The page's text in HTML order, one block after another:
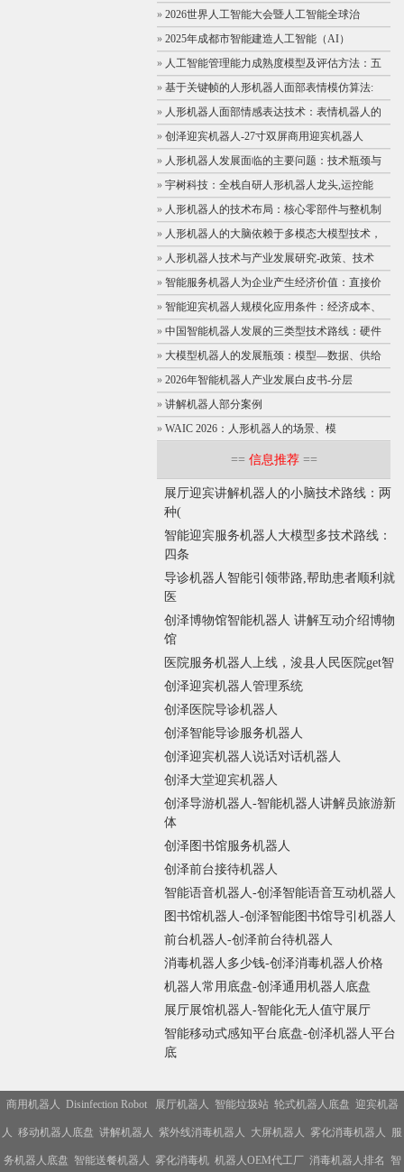
» 2026世界人工智能大会暨人工智能全球治
» 2025年成都市智能建造人工智能（AI）
» 人工智能管理能力成熟度模型及评估方法：五
» 基于关键帧的人形机器人面部表情模仿算法:
» 人形机器人面部情感表达技术：表情机器人的
» 创泽迎宾机器人-27寸双屏商用迎宾机器人
» 人形机器人发展面临的主要问题：技术瓶颈与
» 宇树科技：全栈自研人形机器人龙头,运控能
» 人形机器人的技术布局：核心零部件与整机制
» 人形机器人的大脑依赖于多模态大模型技术，
» 人形机器人技术与产业发展研究-政策、技术
» 智能服务机器人为企业产生经济价值：直接价
» 智能迎宾机器人规模化应用条件：经济成本、
» 中国智能机器人发展的三类型技术路线：硬件
» 大模型机器人的发展瓶颈：模型—数据、供给
» 2026年智能机器人产业发展白皮书-分层
» 讲解机器人部分案例
» WAIC 2026：人形机器人的场景、模
== 信息推荐==
展厅迎宾讲解机器人的小脑技术路线：两
种(
智能迎宾服务机器人大模型多技术路线：
四条
导诊机器人智能引领带路,帮助患者顺利就
医
创泽博物馆智能机器人 讲解互动介绍博物
馆
医院服务机器人上线，浚县人民医院get智
创泽迎宾机器人管理系统
创泽医院导诊机器人
创泽智能导诊服务机器人
创泽迎宾机器人说话对话机器人
创泽大堂迎宾机器人
创泽导游机器人-智能机器人讲解员旅游新
体
创泽图书馆服务机器人
创泽前台接待机器人
智能语音机器人-创泽智能语音互动机器人
图书馆机器人-创泽智能图书馆导引机器人
前台机器人-创泽前台待机器人
消毒机器人多少钱-创泽消毒机器人价格
机器人常用底盘-创泽通用机器人底盘
展厅展馆机器人-智能化无人值守展厅
智能移动式感知平台底盘-创泽机器人平台
底
商用机器人 Disinfection Robot 展厅机器人 智能垃圾站 轮式机器人底盘 迎宾机器
人 移动机器人底盘 讲解机器人 紫外线消毒机器人 大屏机器人 雾化消毒机器人 服
务机器人底盘 智能送餐机器人 雾化消毒机 机器人OEM代工厂 消毒机器人排名 智